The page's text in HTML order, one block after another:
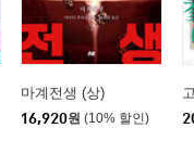
마계전생 (상)
16,920원 (10% 할인)